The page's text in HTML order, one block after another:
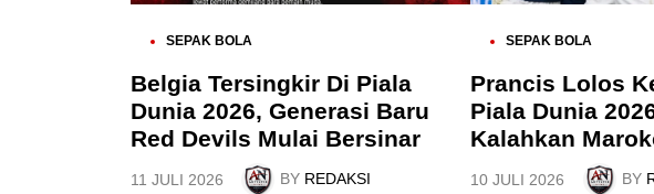
S
T
E
D
I
SEPAK BOLA
Belgia Tersingkir Di Piala
Dunia 2026, Generasi Baru
Red Devils Mulai Bersinar
11 JULI 2026 BY REDAKSI
S
T
E
D
I
SEPAK BOLA
Prancis Lolos
Piala Dunia
Kalahkan
10 JULI 2026 BY